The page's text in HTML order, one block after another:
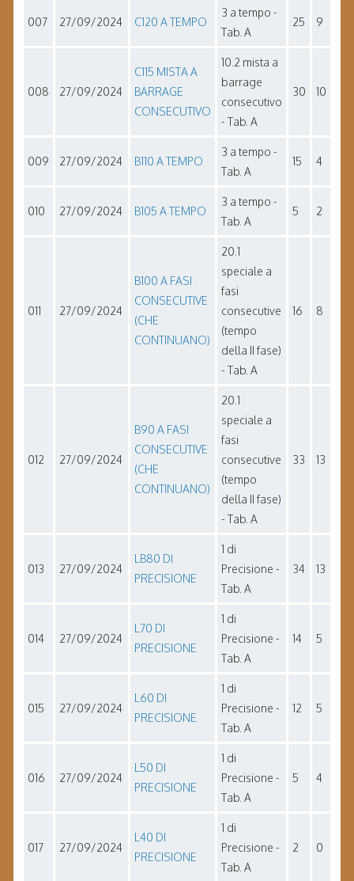
007 27/09/2024 C120 A TEMPO
3 a tempo -
Tab. A
25 9
008 27/09/2024
C115 MISTA A
BARRAGE
CONSECUTIVO
10.2 mista a
barrage
consecutivo
- Tab. A
30 10
009 27/09/2024 B110 A TEMPO
3 a tempo -
Tab. A
15 4
010 27/09/2024 B105 A TEMPO
3 a tempo -
Tab. A
5 2
011 27/09/2024
B100 A FASI
CONSECUTIVE
(CHE
CONTINUANO)
20.1
speciale a
fasi
consecutive
(tempo
della II fase)
- Tab. A
16 8
012 27/09/2024
B90 A FASI
CONSECUTIVE
(CHE
CONTINUANO)
20.1
speciale a
fasi
consecutive
(tempo
della II fase)
- Tab. A
33 13
013 27/09/2024
LB80 DI
PRECISIONE
1 di
Precisione -
Tab. A
34 13
014 27/09/2024
L70 DI
PRECISIONE
1 di
Precisione -
Tab. A
14 5
015 27/09/2024
L60 DI
PRECISIONE
1 di
Precisione -
Tab. A
12 5
016 27/09/2024
L50 DI
PRECISIONE
1 di
Precisione -
Tab. A
5 4
017 27/09/2024
L40 DI
PRECISIONE
1 di
Precisione -
Tab. A
2 0